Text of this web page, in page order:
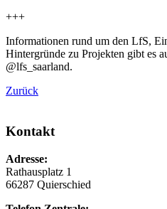
+++
Informationen rund um den LfS,
Hintergründe zu Projekten gibt es
@lfs_saarland.
Zurück
Kontakt
Adresse:
Rathausplatz 1
66287 Quierschied